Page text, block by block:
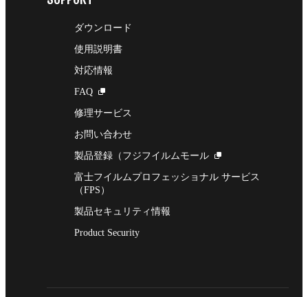
ダウンロード
使用説明書
対応情報
FAQ
修理サービス
お問い合わせ
製品登録（フジフイルムモール
富士フイルムプロフェッショナル サービス
（FPS）
製品セキュリティ情報
Product Security